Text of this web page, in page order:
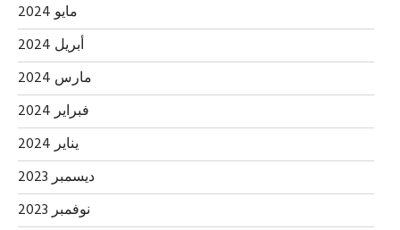
مايو 2024
أبريل 2024
مارس 2024
فبراير 2024
يناير 2024
ديسمبر 2023
نوفمبر 2023